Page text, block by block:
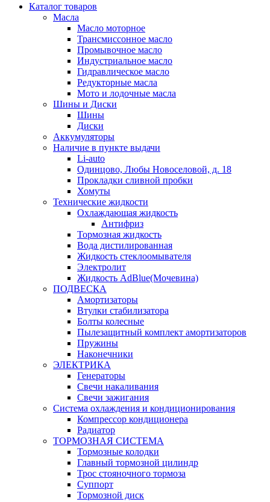
Каталог товаров
Масла
Масло моторное
Трансмиссонное масло
Промывочное масло
Индустриальное масло
Гидравлическое масло
Редукторные масла
Мото и лодочные масла
Шины и Диски
Шины
Диски
Аккумуляторы
Наличие в пункте выдачи
Li-auto
Одинцово, Любы Новоселовой, д. 18
Прокладки сливной пробки
Хомуты
Технические жидкости
Охлаждающая жидкость
Антифриз
Тормозная жидкость
Вода дистилированная
Жидкость стеклоомывателя
Электролит
Жидкость AdBlue(Мочевина)
ПОДВЕСКА
Амортизаторы
Втулки стабилизатора
Болты колесные
Пылезащитный комплект амортизаторов
Пружины
Наконечники
ЭЛЕКТРИКА
Генераторы
Свечи накаливания
Свечи зажигания
Система охлаждения и кондиционирования
Компрессор кондиционера
Радиатор
ТОРМОЗНАЯ СИСТЕМА
Тормозные колодки
Главный тормозной цилиндр
Трос стояночного тормоза
Суппорт
Тормозной диск